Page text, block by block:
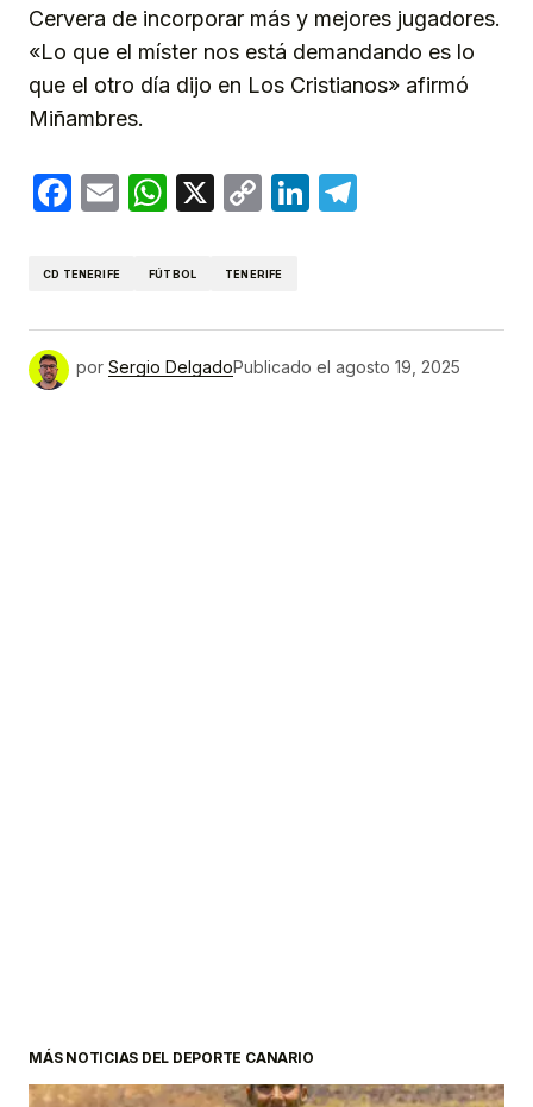
Cervera de incorporar más y mejores jugadores.
«Lo que el míster nos está demandando es lo
que el otro día dijo en Los Cristianos» afirmó
Miñambres.
Facebook
EmailWhatsApp
X
CopyLinkedIn
CD TENERIFE FÚTBOL TENERIFE
por Sergio DelgadoPublicado el agosto 19, 2025
MÁS NOTICIAS DEL DEPORTE CANARIO